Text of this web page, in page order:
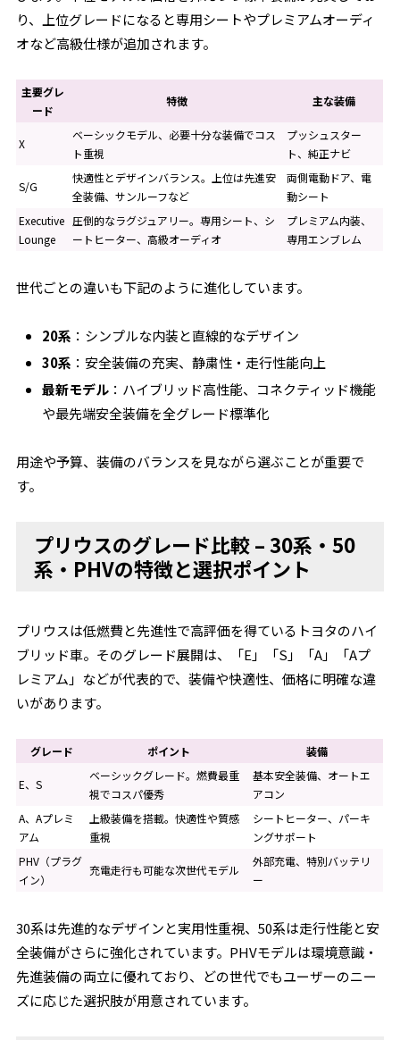
り、上位グレードになると専用シートやプレミアムオーディ
オなど高級仕様が追加されます。
主要グレ
ード
特徴 主な装備
X
ベーシックモデル、必要十分な装備でコス
ト重視
プッシュスター
ト、純正ナビ
S/G
快適性とデザインバランス。上位は先進安
全装備、サンルーフなど
両側電動ドア、電
動シート
Executive
Lounge
圧倒的なラグジュアリー。専用シート、シ
ートヒーター、高級オーディオ
プレミアム内装、
専用エンブレム
世代ごとの違いも下記のように進化しています。
20系 ：シンプルな内装と直線的なデザイン
30系 ：安全装備の充実、静粛性・走行性能向上
最新モデル ：ハイブリッド高性能、コネクティッド機能
や最先端安全装備を全グレード標準化
用途や予算、装備のバランスを見ながら選ぶことが重要で
す。
プリウスのグレード比較 – 30系・50
系・PHVの特徴と選択ポイント
プリウスは低燃費と先進性で高評価を得ているトヨタのハイ
ブリッド車。そのグレード展開は、「E」「S」「A」「Aプ
レミアム」などが代表的で、装備や快適性、価格に明確な違
いがあります。
グレード ポイント 装備
E、S
ベーシックグレード。燃費最重
視でコスパ優秀
基本安全装備、オートエ
アコン
A、Aプレミ
アム
上級装備を搭載。快適性や質感
重視
シートヒーター、パーキ
ングサポート
PHV（プラグ
イン）
充電走行も可能な次世代モデル
外部充電、特別バッテリ
ー
30系は先進的なデザインと実用性重視、50系は走行性能と安
全装備がさらに強化されています。PHVモデルは環境意識・
先進装備の両立に優れており、どの世代でもユーザーのニー
ズに応じた選択肢が用意されています。